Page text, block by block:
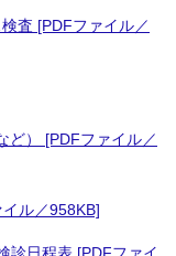
査 [PDFファイル／
ど） [PDFファイル／
イル／958KB]